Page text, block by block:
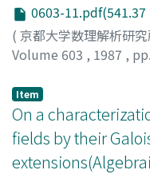
0603-11.pdf(541.37
( 京都大学数理解析研
Volume 603 , 1987 ,
Item
On a
fields by their